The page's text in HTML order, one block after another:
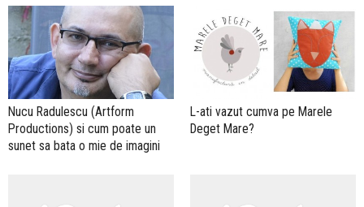
Nucu Radulescu (Artform
Productions) si cum poate un
sunet sa bata o mie de imagini
L-ati vazut cumva pe Marele
Deget Mare?